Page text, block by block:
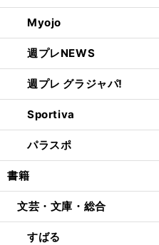
Myojo
週プレNEWS
週プレ グラジャパ!
Sportiva
パラスポ
書籍
文芸・文庫・総合
すばる